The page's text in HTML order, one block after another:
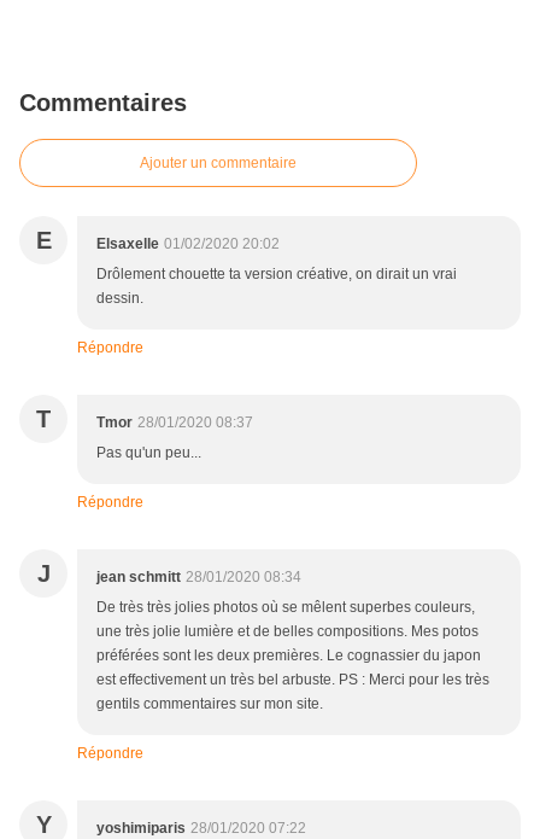
Commentaires
Ajouter un commentaire
E Elsaxelle 01/02/2020 20:02
Drôlement chouette ta version créative, on dirait un vrai
dessin.
Répondre
T Tmor 28/01/2020 08:37
Pas qu'un peu...
Répondre
J jean schmitt 28/01/2020 08:34
De très très jolies photos où se mêlent superbes couleurs,
une très jolie lumière et de belles compositions. Mes potos
préférées sont les deux premières. Le cognassier du japon
est effectivement un très bel arbuste. PS : Merci pour les très
gentils commentaires sur mon site.
Répondre
Y yoshimiparis 28/01/2020 07:22